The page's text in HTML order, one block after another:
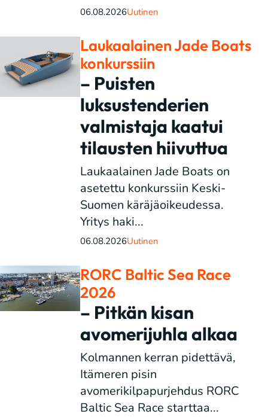
06.08.2026Uutinen
Laukaalainen Jade Boats
konkurssiin
– Puisten
luksustenderien
valmistaja kaatui
tilausten hiivuttua
Laukaalainen Jade Boats on
asetettu konkurssiin Keski-
Suomen käräjäoikeudessa.
Yritys haki...
06.08.2026Uutinen
RORC Baltic Sea Race
2026
– Pitkän kisan
avomerijuhla alkaa
Kolmannen kerran pidettävä,
Itämeren pisin
avomerikilpapurjehdus RORC
Baltic Sea Race starttaa...